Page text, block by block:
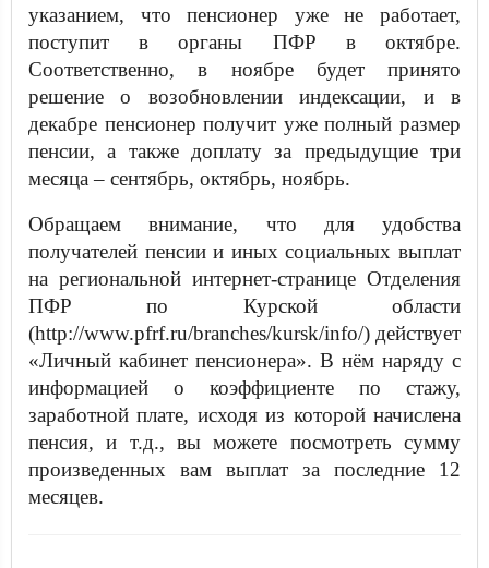
указанием, что пенсионер уже не работает,
поступит в органы ПФР в октябре.
Соответственно, в ноябре будет принято
решение о возобновлении индексации, и в
декабре пенсионер получит уже полный размер
пенсии, а также доплату за предыдущие три
месяца – сентябрь, октябрь, ноябрь.
Обращаем внимание, что для удобства
получателей пенсии и иных социальных выплат
на региональной интернет-странице Отделения
ПФР по Курской области
(http://www.pfrf.ru/branches/kursk/info/) действует
«Личный кабинет пенсионера». В нём наряду с
информацией о коэффициенте по стажу,
заработной плате, исходя из которой начислена
пенсия, и т.д., вы можете посмотреть сумму
произведенных вам выплат за последние 12
месяцев.